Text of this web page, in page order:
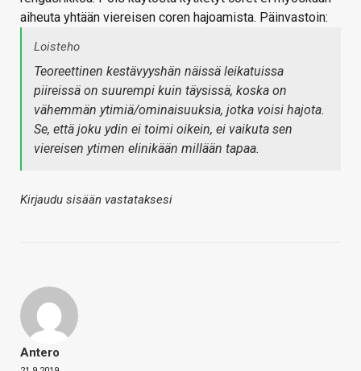
aiheuta yhtään viereisen coren hajoamista. Päinvastoin:
Loisteho
Teoreettinen kestävyyshän näissä leikatuissa
piireissä on suurempi kuin täysissä, koska on
vähemmän ytimiä/ominaisuuksia, jotka voisi hajota.
Se, että joku ydin ei toimi oikein, ei vaikuta sen
viereisen ytimen elinikään millään tapaa.
Kirjaudu sisään vastataksesi
Antero